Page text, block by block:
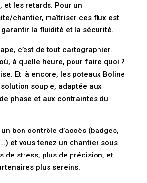
et les retards. Pour un
chantier, maîtriser ces flux est
la fluidité et la sécurité.
c’est de tout cartographier.
à quelle heure, pour faire quoi ?
Et là encore, les poteaux Boline
souple, adaptée aux
phase et aux contraintes du
bon contrôle d’accès (badges,
et vous tenez un chantier sous
de stress, plus de précision, et
plus sereins.